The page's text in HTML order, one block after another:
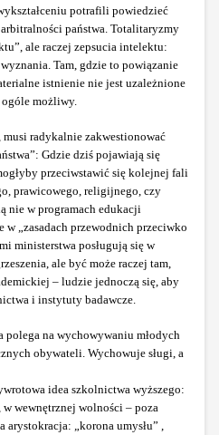
potrafili powiedzieć
państwa. Totalitaryzmy
ale raczej zepsucia intelektu:
Tam, gdzie to powiązanie
istnienie nie jest uzależnione
ogóle możliwy.
radykalnie zakwestionować
Gdzie dziś pojawiają się
przeciwstawić się kolejnej fali
prawicowego, religijnego, czy
nie w programach edukacji
w „zasadach przewodnich przeciwko
ministerstwa posługują się w
ale być może raczej tam,
– ludzie jednoczą się, aby
i instytuty badawcze.
polega na wychowywaniu młodych
obywateli. Wychowuje sługi, a
idea szkolnictwa wyższego:
wewnętrznej wolności – poza
„korona umysłu” ,